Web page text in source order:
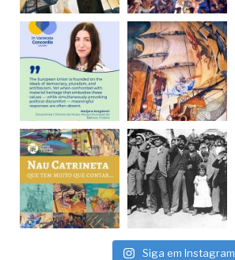
Siga em Instagram